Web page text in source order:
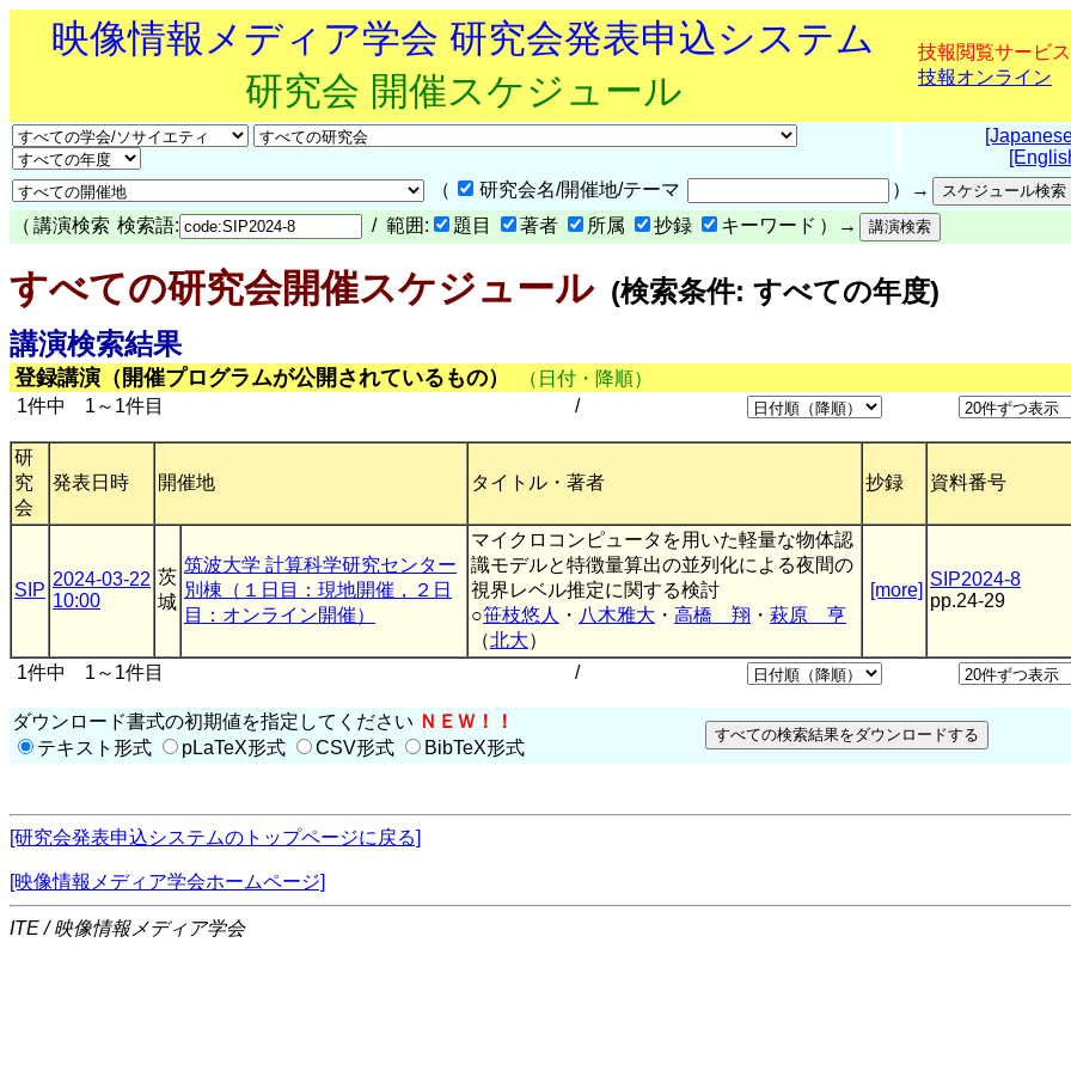
映像情報メディア学会 研究会発表申込システム
研究会 開催スケジュール
技報閲覧サービス
技報オンライン
（
研究会名/開催地/テーマ
）→
（ 講演検索 検索語: / 範囲: 題目 著者 所属 抄録 キーワード ）→
すべての研究会開催スケジュール(検索条件: すべての年度)
講演検索結果
登録講演（開催プログラムが公開されているもの）
（日付・降順）
1件中 1～1件目
/
研
究
会
発表日時 開催地 タイトル・著者 抄録 資料番号
SIP
2024-03-22
10:00
茨
城
筑波大学 計算科学研究センター
別棟（１日目：現地開催，２日
目：オンライン開催）
マイクロコンピュータを用いた軽量な物体認
識モデルと特徴量算出の並列化による夜間の
視界レベル推定に関する検討
○笹枝悠人 ・ 八木雅大 ・ 高橋 翔 ・ 萩原 亨
（北大）
[more]
SIP2024-8
pp.24-29
1件中 1～1件目 /
ダウンロード書式の初期値を指定してください ＮＥＷ！！
テキスト形式
pLaTeX形式 CSV形式 BibTeX形式
[研究会発表申込システムのトップページに戻る]
[映像情報メディア学会ホームページ]
ITE / 映像情報メディア学会